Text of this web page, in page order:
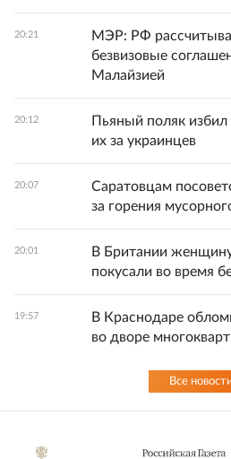
20:21
МЭР: РФ
безвизовые
Малайзией
20:12
Пьяный поляк избил
их за украинцев
20:07
Саратовцам
за горения
20:01
В Британии
покусали во время
19:57
В Краснодаре
во дворе
Все